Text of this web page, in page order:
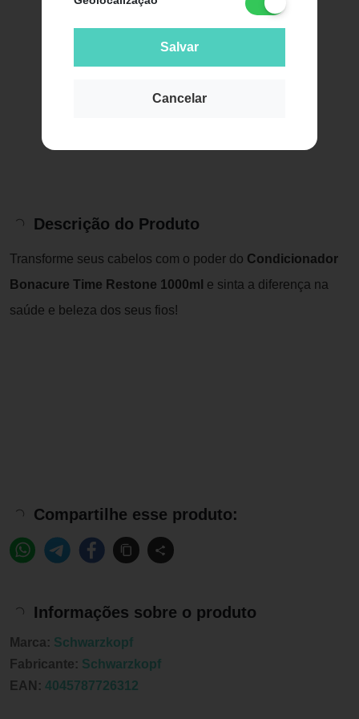
Salvar
Cancelar
Descrição do Produto
Transforme seus cabelos com o poder do Condicionador
Bonacure Time Restone 1000ml e sinta a diferença na
saúde e beleza dos seus fios!
Compartilhe esse produto:
Informações sobre o produto
Marca: Schwarzkopf
Fabricante: Schwarzkopf
EAN: 4045787726312